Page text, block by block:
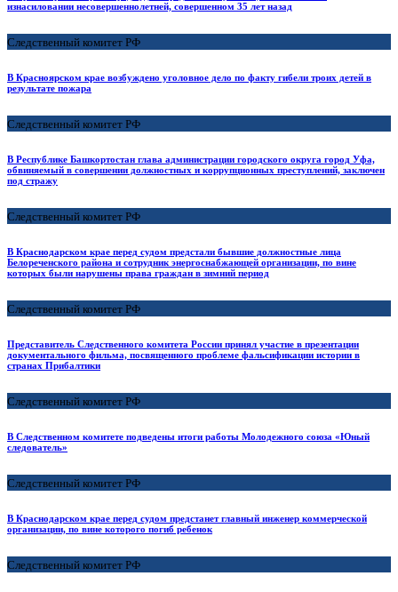
изнасиловании несовершеннолетней, совершенном 35 лет назад
Следственный комитет РФ
В Красноярском крае возбуждено уголовное дело по факту гибели троих детей в
результате пожара
Следственный комитет РФ
В Республике Башкортостан глава администрации городского округа город Уфа,
обвиняемый в совершении должностных и коррупционных преступлений, заключен
под стражу
Следственный комитет РФ
В Краснодарском крае перед судом предстали бывшие должностные лица
Белореченского района и сотрудник энергоснабжающей организации, по вине
которых были нарушены права граждан в зимний период
Следственный комитет РФ
Представитель Следственного комитета России принял участие в презентации
документального фильма, посвященного проблеме фальсификации истории в
странах Прибалтики
Следственный комитет РФ
В Следственном комитете подведены итоги работы Молодежного союза «Юный
следователь»
Следственный комитет РФ
В Краснодарском крае перед судом предстанет главный инженер коммерческой
организации, по вине которого погиб ребенок
Следственный комитет РФ